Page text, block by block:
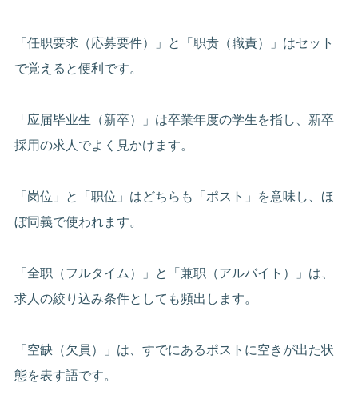
「任职要求（応募要件）」と「职责（職責）」はセット
で覚えると便利です。
「应届毕业生（新卒）」は卒業年度の学生を指し、新卒
採用の求人でよく見かけます。
「岗位」と「职位」はどちらも「ポスト」を意味し、ほ
ぼ同義で使われます。
「全职（フルタイム）」と「兼职（アルバイト）」は、
求人の絞り込み条件としても頻出します。
「空缺（欠員）」は、すでにあるポストに空きが出た状
態を表す語です。